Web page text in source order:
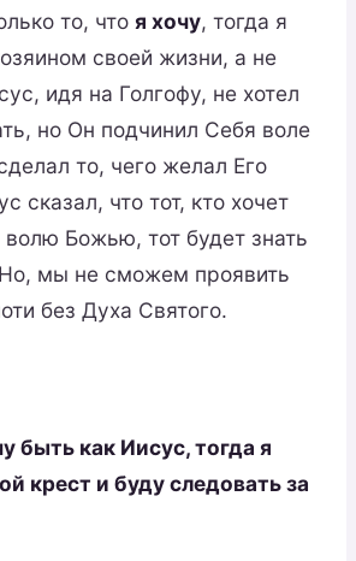
то, чтоя хочу, тогда я
своей жизни, а не
идя на Голгофу, не хотел
но Он подчинил Себя воле
то, чего желал Его
сказал, что тот, кто хочет
волю Божью, тот будет знать
мы не сможем проявить
без Духа Святого.
быть как Иисус, тогда я
крест и буду следовать за